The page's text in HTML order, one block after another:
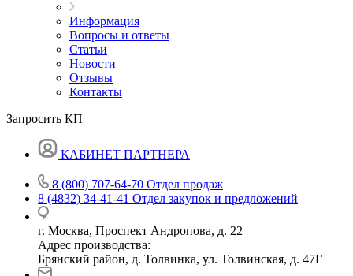
Информация
Вопросы и ответы
Статьи
Новости
Отзывы
Контакты
Запросить КП
КАБИНЕТ ПАРТНЕРА
8 (800) 707-64-70 Отдел продаж
8 (4832) 34-41-41 Отдел закупок и предложений
г. Москва, Проспект Андропова, д. 22
Адрес производства:
Брянский район, д. Толвинка, ул. Толвинская, д. 47Г